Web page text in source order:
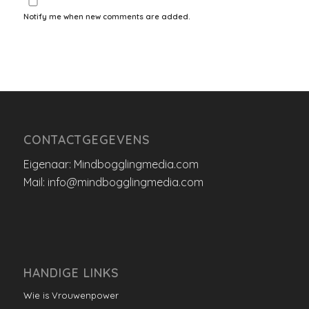
Notify me when new comments are added.
CONTACTGEGEVENS
Eigenaar: Mindbogglingmedia.com
Mail: info@mindbogglingmedia.com
HANDIGE LINKS
Wie is Vrouwenpower